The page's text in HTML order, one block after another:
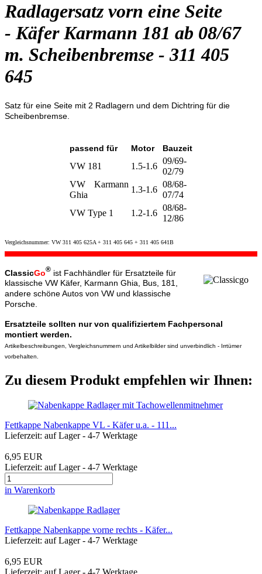
Radlagersatz vorn eine Seite
- Käfer Karmann 181 ab 08/67
m. Scheibenbremse - 311 405
645
Satz für eine Seite mit 2 Radlagern und dem Dichtring für die
Scheibenbremse.
passend für Motor Bauzeit
VW 181 1.5-1.6
09/69-
02/79
VW Karmann
Ghia
1.3-1.6
08/68-
07/74
VW Type 1
1.2-1.6
08/68-
12/86
Vergleichsnummer: VW 311 405 625A + 311 405 645 + 311 405 641B
ClassicGo® ist Fachhändler für Ersatzteile für
klassische VW Käfer, Karmann Ghia, Bus, 181,
andere schöne Autos von VW und klassische
Porsche.
Ersatzteile sollten nur von qualifiziertem Fachpersonal
montiert werden.
Artikelbeschreibungen, Vergleichsnummern und Artikelbilder sind unverbindlich - Irrtümer
vorbehalten.
Zu diesem Produkt empfehlen wir Ihnen:
Fettkappe Nabenkappe VL - Käfer u.a. - 111...
Lieferzeit: auf Lager - 4-7 Werktage
6,95 EUR
Lieferzeit: auf Lager - 4-7 Werktage
in Warenkorb
Fettkappe Nabenkappe vorne rechts - Käfer...
Lieferzeit: auf Lager - 4-7 Werktage
6,95 EUR